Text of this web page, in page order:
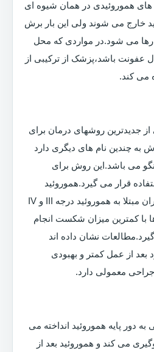
های هموروئیدی در همان شیوه ای
خارج می شوند ولی این بار برش
می شود.در مواردی که محل
عفونت باشد،پزشک از ترکیبی از
می کند.
از جدیدترین روشهای درمان برای
به چندین نام های دیگری دارد
می باشد.این روش برای
قرار می گیرد.هموروئید
کتومی استاپلر،عمدتا در بیماران مبتلا به هموروئید درجه III و IV
با کمترین میزان شکست انجام
نشان داده اند
بعد از عمل کمتر و بهبودی
معمولی دارد.
دور پایه هموروئید انداخته می
می کند و هموروئید بعد از